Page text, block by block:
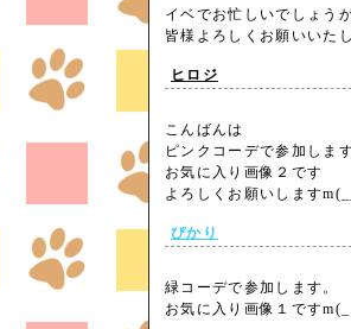
イベでお忙しいでしょう
皆様よろしくお願いい
ヒロジ
こんばんは
ピンクコーデで参加しま
お気に入り画像２です
よろしくお願いします
ぴかり
緑コーデで参加します。
お気に入り画像１です